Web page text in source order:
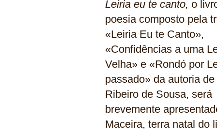
Leiria eu te canto, o
poesia composto pela
«Leiria Eu te Canto»,
«Confidências a uma
Velha» e «Rondó por
passado» da autoria
Ribeiro de Sousa, será
brevemente
Maceira, terra natal do